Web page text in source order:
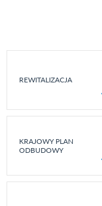
REWITALIZACJA
KRAJOWY PLAN
ODBUDOWY